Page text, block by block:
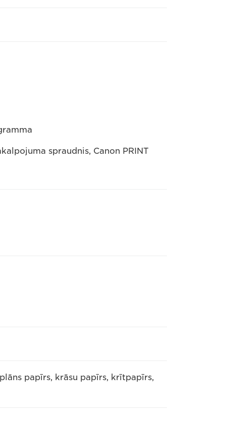
spraudnis, Canon PRINT
papīrs, krāsu papīrs, krītpapīrs,